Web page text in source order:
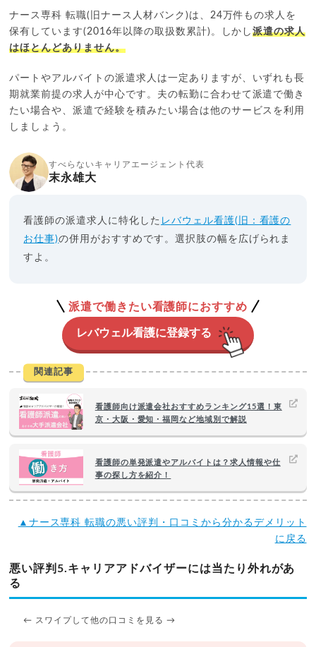
ナース専科 転職(旧ナース人材バンク)は、24万件もの求人を
保有しています(2016年以降の取扱数累計)。しかし派遣の求人
はほとんどありません。
パートやアルバイトの派遣求人は一定ありますが、いずれも長
期就業前提の求人が中心です。夫の転勤に合わせて派遣で働き
たい場合や、派遣で経験を積みたい場合は他のサービスを利用
しましょう。
すべらないキャリアエージェント代表
末永雄大
看護師の派遣求人に特化した レバウェル看護(旧：看護の
お仕事)の併用がおすすめです。選択肢の幅を広げられま
すよ。
派遣で働きたい看護師におすすめ
レバウェル看護に登録する
関連記事
看護師向け派遣会社おすすめランキング15選！東
京・大阪・愛知・福岡など地域別で解説
看護師の単発派遣やアルバイトは？求人情報や仕
事の探し方を紹介！
▲ナース専科 転職の悪い評判・口コミから分かるデメリット
に戻る
悪い評判5.キャリアアドバイザーには当たり外れがあ
る
← スワイプして他の口コミを見る →